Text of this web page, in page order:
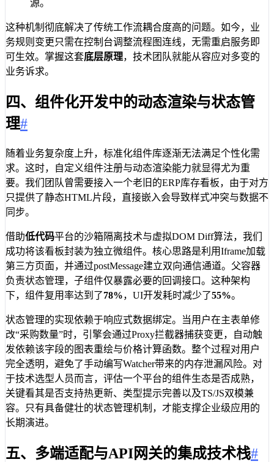
源。
这种机制彻底解决了传统工作流耦合度高的问题。如今，业
务规则变更只需在控制台调整流程图连线，无需重启服务即
可生效。掌握这套底层原理，技术团队就能从容应对多变的
业务诉求。
四、组件化开发中的动态渲染与状态管
理#
随着业务复杂度上升，标准化组件库逐渐无法满足个性化需
求。这时，自定义组件注册与动态渲染能力就显得尤为重
要。我们团队曾需要接入一个老旧的ERP库存看板，由于对方
只提供了静态HTML片段，直接嵌入会导致样式冲突与数据不
同步。
借助低代码平台的沙箱隔离技术与虚拟DOM Diff算法，我们
成功将该看板封装为独立微组件。核心思路是利用Iframe加载
第三方页面，并通过postMessage建立双向通信通道。父容器
负责状态管理，子组件仅暴露必要的回调接口。这种架构
下，组件复用率达到了78%，UI开发耗时减少了55%。
状态管理的实现依赖于响应式数据绑定。当用户在主表单修
改“采购数量”时，引擎会通过Proxy拦截器捕获变更，自动触
发依赖该字段的图表重绘与价格计算函数。整个过程对用户
完全透明，避免了手动编写Watcher带来的内存泄漏风险。对
于技术选型人员而言，评估一个平台的组件生态是否成熟，
关键看其是否支持热更新、类型提示完善以及TS/JS双模兼
容。只有具备健壮的状态管理机制，才能支撑企业级应用的
长期演进。
五、多端适配与API网关的集成技术栈#